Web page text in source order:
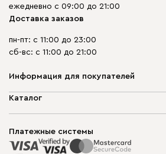
ежедневно с 09:00 до 21:00
Доставка заказов
пн-пт: с 11:00 до 23:00
сб-вс: с 11:00 до 21:00
Информация для покупателей
О компании
Способы оплаты
Рассрочка и кредит
Каталог
Корпусная мебель
Распродажа мебели
Платежные системы